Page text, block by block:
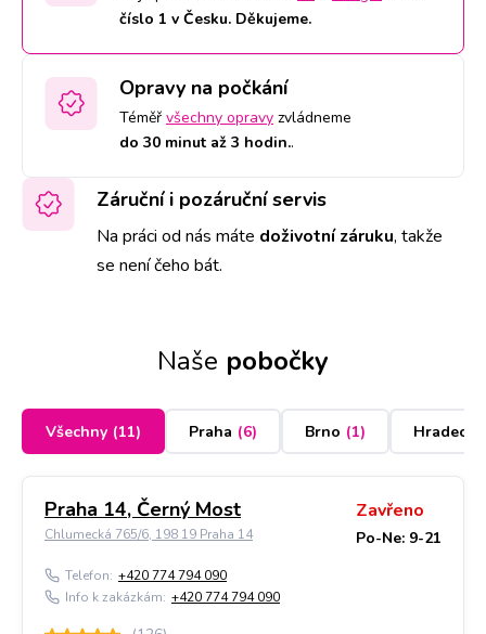
číslo 1 v Česku. Děkujeme.
Opravy na počkání
Téměř všechny opravy zvládneme
do 30 minut až 3 hodin..
Záruční i pozáruční servis
Na práci od nás máte doživotní záruku, takže
se není čeho bát.
Naše pobočky
Všechny (11) Praha (6) Brno (1) Hradec
Praha 14, Černý Most
Chlumecká 765/6, 198 19 Praha 14
Zavřeno
Po-Ne: 9-21
Telefon: +420 774 794 090
Info k zakázkám: +420 774 794 090